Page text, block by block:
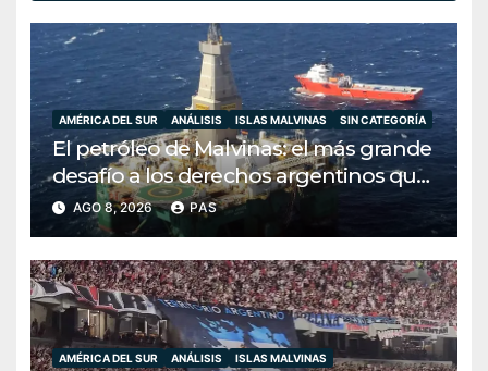
AMÉRICA DEL SUR ANÁLISIS ISLAS MALVINAS SIN CATEGORÍA
El petróleo de Malvinas: el más grande
desafío a los derechos argentinos que
Milei ha decidido ignorar
AGO 8, 2026 PAS
AMÉRICA DEL SUR ANÁLISIS ISLAS MALVINAS